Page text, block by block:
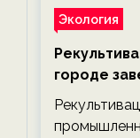
Экология
городе
экологии